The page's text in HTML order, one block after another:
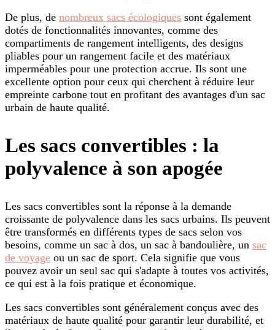
De plus, de nombreux sacs écologiques sont également
dotés de fonctionnalités innovantes, comme des
compartiments de rangement intelligents, des designs
pliables pour un rangement facile et des matériaux
imperméables pour une protection accrue. Ils sont une
excellente option pour ceux qui cherchent à réduire leur
empreinte carbone tout en profitant des avantages d'un sac
urbain de haute qualité.
Les sacs convertibles : la
polyvalence à son apogée
Les sacs convertibles sont la réponse à la demande
croissante de polyvalence dans les sacs urbains. Ils peuvent
être transformés en différents types de sacs selon vos
besoins, comme un sac à dos, un sac à bandoulière, un sac
de voyage ou un sac de sport. Cela signifie que vous
pouvez avoir un seul sac qui s'adapte à toutes vos activités,
ce qui est à la fois pratique et économique.
Les sacs convertibles sont généralement conçus avec des
matériaux de haute qualité pour garantir leur durabilité, et